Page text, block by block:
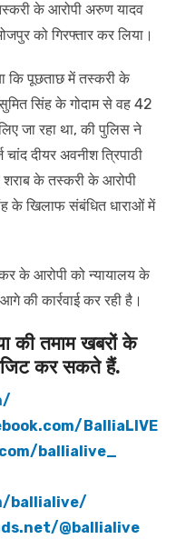
के आरोपी अरुण यादव
को गिरफ्तार कर लिया।
कि पूछताछ में तस्करी के
सिंह के गोदाम से वह 42
जा रहा था, की पुलिस ने
दीयर अवनीश त्रिपाठी
शराब के तस्करी के आरोपी
के खिलाफ संबंधित धाराओं में
के आरोपी को न्यायालय के
की कार्रवाई कर रही है।
तमाम खबरों के
कर सकते हैं.
BalliaLIVE
ballialive_
ballialive/
@ballialive